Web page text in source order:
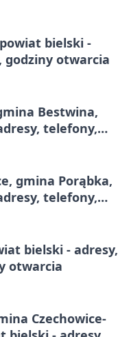
bielski -
godziny otwarcia
Bestwina,
telefony,
gmina Porąbka,
telefony,
bielski - adresy,
otwarcia
Czechowice-